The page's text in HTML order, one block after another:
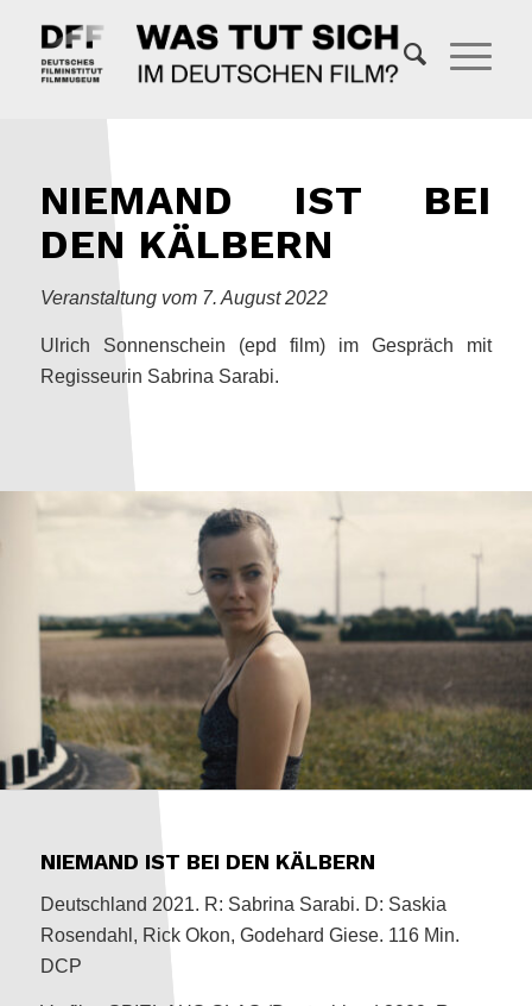
NIEMAND IST BEI
DEN KÄLBERN
Veranstaltung vom 7. August 2022
Ulrich Sonnenschein (epd film) im Gespräch mit
Regisseurin Sabrina Sarabi.
NIEMAND IST BEI DEN KÄLBERN
Deutschland 2021. R: Sabrina Sarabi. D: Saskia
Rosendahl, Rick Okon, Godehard Giese. 116 Min.
DCP